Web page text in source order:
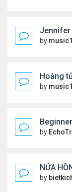
Jennifer
by
Hoàng
by
by
NỬA
by